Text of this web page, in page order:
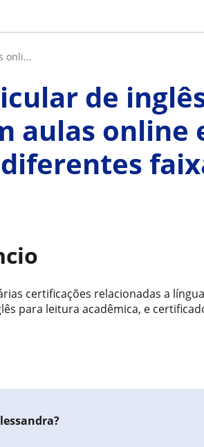
onli...
de
aulas online
certificações relacionadas a
para leitura acadêmica, e